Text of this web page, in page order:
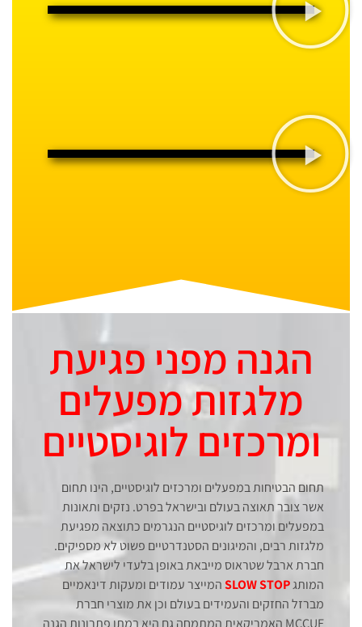
הגנה מפני פגיעת
מלגזות מפעלים
ומרכזים לוגיסטיים
תחום הבטיחות במפעלים ומרכזים לוגיסטיים, הינו תחום
אשר צובר תאוצה בעולם ובישראל בפרט. נזקים ותאונות
במפעלים ומרכזים לוגיסטיים הנגרמים כתוצאה מפגיעת
מלגזות רבים, והמיגונים הסטנדרטיים פשוט לא מספיקים.
חברת ארבל שטראוס מייבאת באופן בלעדי לישראל את
המותגSLOW STOPהמייצר עמודים ומעקות דינאמיים
מברזל החזקים והעמידים בעולם וכן את מוצרי חברת
MCCUE האמריקאית המתמחה גם היא במתן פתרונות הגנה